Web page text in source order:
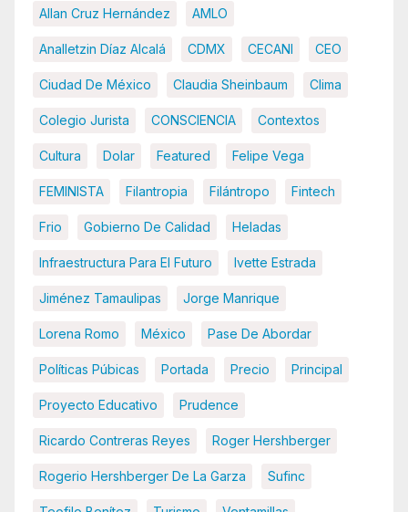
Allan Cruz Hernández AMLO
Analletzin Díaz Alcalá CDMX CECANI CEO
Ciudad De México Claudia Sheinbaum Clima
Colegio Jurista CONSCIENCIA Contextos
Cultura Dolar Featured Felipe Vega
FEMINISTA Filantropia Filántropo Fintech
Frio Gobierno De Calidad Heladas
Infraestructura Para El Futuro Ivette Estrada
Jiménez Tamaulipas Jorge Manrique
Lorena Romo México Pase De Abordar
Políticas Púbicas Portada Precio Principal
Proyecto Educativo Prudence
Ricardo Contreras Reyes Roger Hershberger
Rogerio Hershberger De La Garza Sufinc